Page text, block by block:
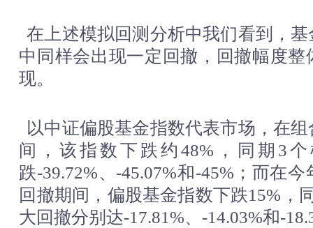
在上述模拟回测分析中我们看到，
中同样会出现一定回撤，回撤幅度整
现。
以中证偏股基金指数代表市场，在
间，该指数下跌约48%，同期3
跌-39.72%、-45.07%和-45%；而在
回撤期间，偏股基金指数下跌15%，
大回撤分别达-17.81%、-14.03%和-